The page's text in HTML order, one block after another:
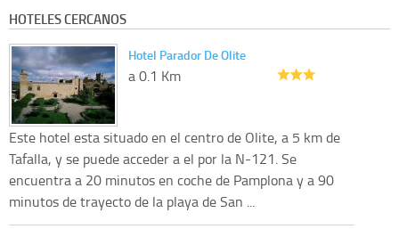
HOTELES CERCANOS
Hotel Parador De Olite
a 0.1 Km
Este hotel esta situado en el centro de Olite, a 5 km de
Tafalla, y se puede acceder a el por la N-121. Se
encuentra a 20 minutos en coche de Pamplona y a 90
minutos de trayecto de la playa de San ...